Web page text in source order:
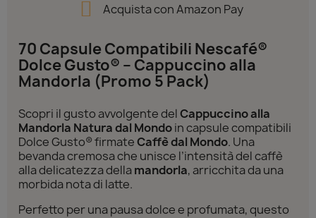
Acquista con Amazon Pay
70 Capsule Compatibili Nescafé®
Dolce Gusto® – Cappuccino alla
Mandorla (Promo 5 Pack)
Scopri il gusto avvolgente delCappuccino alla
Mandorla Natura dal Mondoin capsule compatibili
Dolce Gusto® firmateCaffè dal Mondo. Una
bevanda cremosa che unisce l’intensità del caffè
alla delicatezza dellamandorla, arricchita da una
morbida nota di latte.
Perfetto per una pausa dolce e profumata, questo